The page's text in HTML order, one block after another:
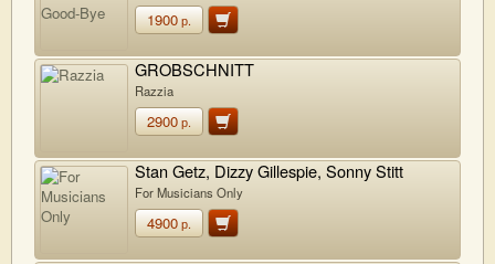
1900р.
GROBSCHNITT
Razzia
2900р.
Stan Getz, Dizzy Gillespie, Sonny Stitt
For Musicians Only
4900р.